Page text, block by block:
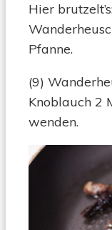
Hier
Pfanne.
(9)
Knoblauch 2
wenden.